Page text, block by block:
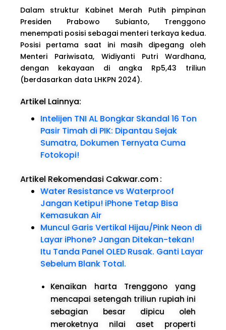
Dalam struktur Kabinet Merah Putih pimpinan
Presiden Prabowo Subianto, Trenggono
menempati posisi sebagai menteri terkaya kedua.
Posisi pertama saat ini masih dipegang oleh
Menteri Pariwisata, Widiyanti Putri Wardhana,
dengan kekayaan di angka Rp5,43 triliun
(berdasarkan data LHKPN 2024).
Artikel Lainnya:
Intelijen TNI AL Bongkar Skandal 16 Ton
Pasir Timah di PIK: Dipantau Sejak
Sumatra, Dokumen Ternyata Cuma
Fotokopi!
Artikel Rekomendasi Cakwar.com:
Water Resistance vs Waterproof
Jangan Ketipu! iPhone Tetap Bisa
Kemasukan Air
Muncul Garis Vertikal Hijau/Pink Neon di
Layar iPhone? Jangan Ditekan-tekan!
Itu Tanda Panel OLED Rusak. Ganti Layar
Sebelum Blank Total.
Kenaikan harta Trenggono yang
mencapai setengah triliun rupiah ini
sebagian besar dipicu oleh
meroketnya nilai aset properti